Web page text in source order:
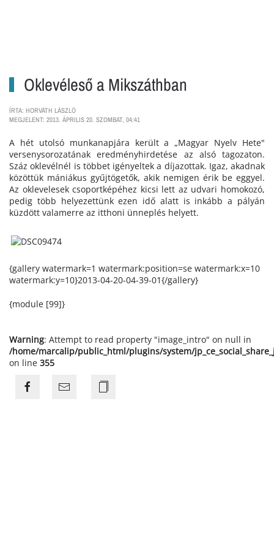
Oklevéleső a Mikszáthban
ÍRTA: HORVÁTH LÁSZLÓ
MEGJELENT: 2013. ÁPRILIS 20. SZOMBAT, 04:41
A hét utolsó munkanapjára került a „Magyar Nyelv Hete"
versenysorozatának eredményhirdetése az alsó tagozaton.
Száz oklevélnél is többet igényeltek a díjazottak. Igaz, akadnak
közöttük mániákus gyűjtögetők, akik nemigen érik be eggyel.
Az oklevelesek csoportképéhez kicsi lett az udvari homokozó,
pedig több helyezettünk ezen idő alatt is inkább a pályán
küzdött valamerre az itthoni ünneplés helyett.
{gallery watermark=1 watermark:position=se watermark:x=10
watermark:y=10}2013-04-20-04-39-01{/gallery}
{module [99]}
Warning: Attempt to read property "image_intro" on null in
/home/marcalip/public_html/plugins/system/
on line 355